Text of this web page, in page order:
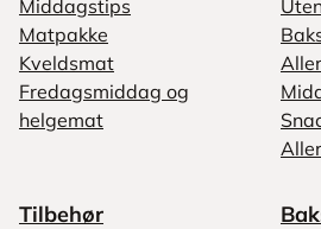
Middagstips
Matpakke
Kveldsmat
Fredagsmiddag og
helgemat
Tilbehør